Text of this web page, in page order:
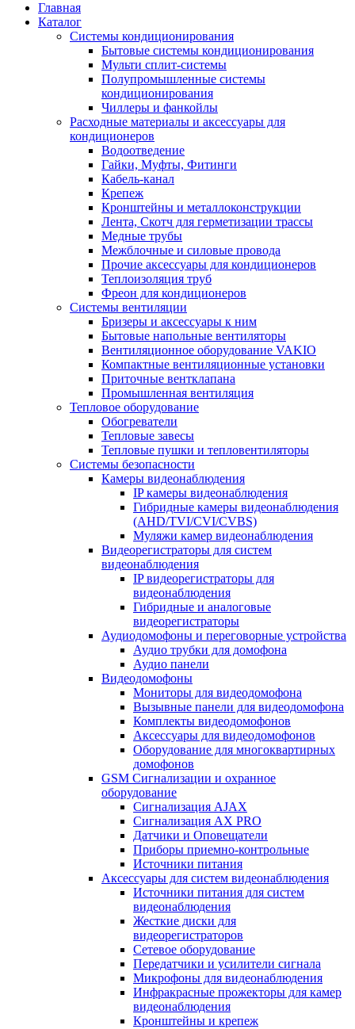
Главная
Каталог
Системы кондиционирования
Бытовые системы кондиционирования
Мульти сплит-системы
Полупромышленные системы
кондиционирования
Чиллеры и фанкойлы
Расходные материалы и аксессуары для
кондиционеров
Водоотведение
Гайки, Муфты, Фитинги
Кабель-канал
Крепеж
Кронштейны и металлоконструкции
Лента, Скотч для герметизации трассы
Медные трубы
Межблочные и силовые провода
Прочие аксессуары для кондиционеров
Теплоизоляция труб
Фреон для кондиционеров
Системы вентиляции
Бризеры и аксессуары к ним
Бытовые напольные вентиляторы
Вентиляционное оборудование VAKIO
Компактные вентиляционные установки
Приточные вентклапана
Промышленная вентиляция
Тепловое оборудование
Обогреватели
Тепловые завесы
Тепловые пушки и тепловентиляторы
Системы безопасности
Камеры видеонаблюдения
IP камеры видеонаблюдения
Гибридные камеры видеонаблюдения
(AHD/TVI/CVI/CVBS)
Муляжи камер видеонаблюдения
Видеорегистраторы для систем
видеонаблюдения
IP видеорегистраторы для
видеонаблюдения
Гибридные и аналоговые
видеорегистраторы
Аудиодомофоны и переговорные устройства
Аудио трубки для домофона
Аудио панели
Видеодомофоны
Мониторы для видеодомофона
Вызывные панели для видеодомофона
Комплекты видеодомофонов
Аксессуары для видеодомофонов
Оборудование для многоквартирных
домофонов
GSM Сигнализации и охранное
оборудование
Сигнализация AJAX
Сигнализация AX PRO
Датчики и Оповещатели
Приборы приемно-контрольные
Источники питания
Аксессуары для систем видеонаблюдения
Источники питания для систем
видеонаблюдения
Жесткие диски для
видеорегистраторов
Сетевое оборудование
Передатчики и усилители сигнала
Микрофоны для видеонаблюдения
Инфракрасные прожекторы для камер
видеонаблюдения
Кронштейны и крепеж